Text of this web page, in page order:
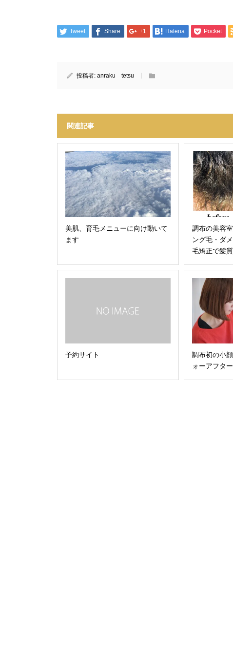
Tweet Share +1 Hatena Pocket
投稿者: anraku tetsu
関連記事
美肌、育毛メニューに向け動いて
ます
調布の美容
ング毛・ダ
毛矯正で髪
予約サイト
調布初の小
ォーアフター